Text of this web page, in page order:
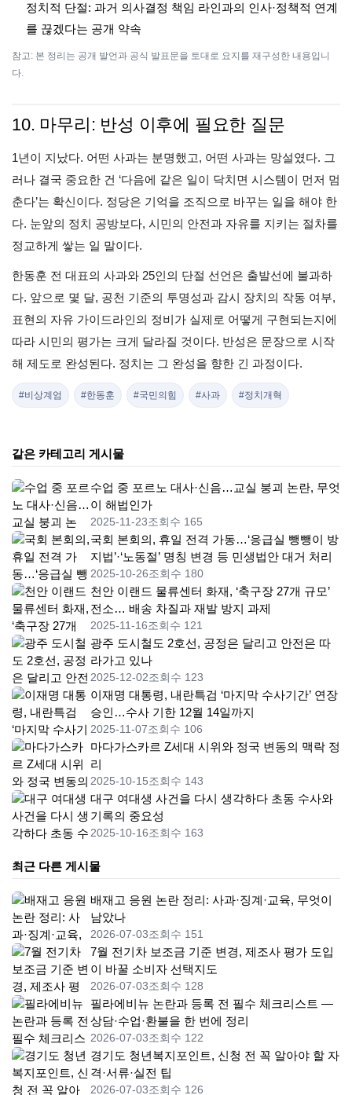
정치적 단절: 과거 의사결정 책임 라인과의 인사·정책적 연계
를 끊겠다는 공개 약속
참고: 본 정리는 공개 발언과 공식 발표문을 토대로 요지를 재구성한 내용입니
다.
10. 마무리: 반성 이후에 필요한 질문
1년이 지났다. 어떤 사과는 분명했고, 어떤 사과는 망설였다. 그
러나 결국 중요한 건 ‘다음에 같은 일이 닥치면 시스템이 먼저 멈
춘다’는 확신이다. 정당은 기억을 조직으로 바꾸는 일을 해야 한
다. 눈앞의 정치 공방보다, 시민의 안전과 자유를 지키는 절차를
정교하게 쌓는 일 말이다.
한동훈 전 대표의 사과와 25인의 단절 선언은 출발선에 불과하
다. 앞으로 몇 달, 공천 기준의 투명성과 감시 장치의 작동 여부,
표현의 자유 가이드라인의 정비가 실제로 어떻게 구현되는지에
따라 시민의 평가는 크게 달라질 것이다. 반성은 문장으로 시작
해 제도로 완성된다. 정치는 그 완성을 향한 긴 과정이다.
#비상계엄 #한동훈 #국민의힘 #사과 #정치개혁
같은 카테고리 게시물
수업 중 포르노 대사·신음…교실 붕괴 논란, 무엇
이 해법인가
2025-11-23조회수 165
국회 본회의, 휴일 전격 가동…‘응급실 뺑뺑이 방
지법’·‘노동절’ 명칭 변경 등 민생법안 대거 처리
2025-10-26조회수 180
천안 이랜드 물류센터 화재, ‘축구장 27개 규모’
전소… 배송 차질과 재발 방지 과제
2025-11-16조회수 121
광주 도시철도 2호선, 공정은 달리고 안전은 따
라가고 있나
2025-12-02조회수 123
이재명 대통령, 내란특검 ‘마지막 수사기간’ 연장
승인…수사 기한 12월 14일까지
2025-11-07조회수 106
마다가스카르 Z세대 시위와 정국 변동의 맥락 정
리
2025-10-15조회수 143
대구 여대생 사건을 다시 생각하다 초동 수사와
기록의 중요성
2025-10-16조회수 163
최근 다른 게시물
배재고 응원 논란 정리: 사과·징계·교육, 무엇이
남았나
2026-07-03조회수 151
7월 전기차 보조금 기준 변경, 제조사 평가 도입
이 바꿀 소비자 선택지도
2026-07-03조회수 128
필라에비뉴 논란과 등록 전 필수 체크리스트 —
상담·수업·환불을 한 번에 정리
2026-07-03조회수 122
경기도 청년복지포인트, 신청 전 꼭 알아야 할 자
격·서류·실전 팁
2026-07-03조회수 126